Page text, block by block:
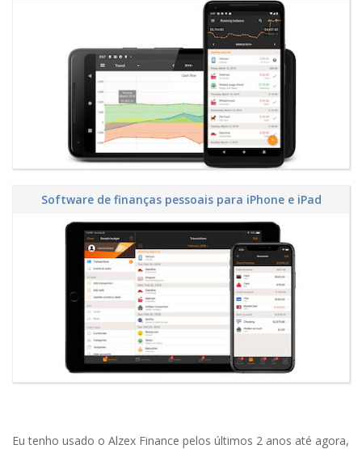
Software de finanças pessoais para iPhone e iPad
Eu tenho usado o Alzex Finance pelos últimos 2 anos até agora,